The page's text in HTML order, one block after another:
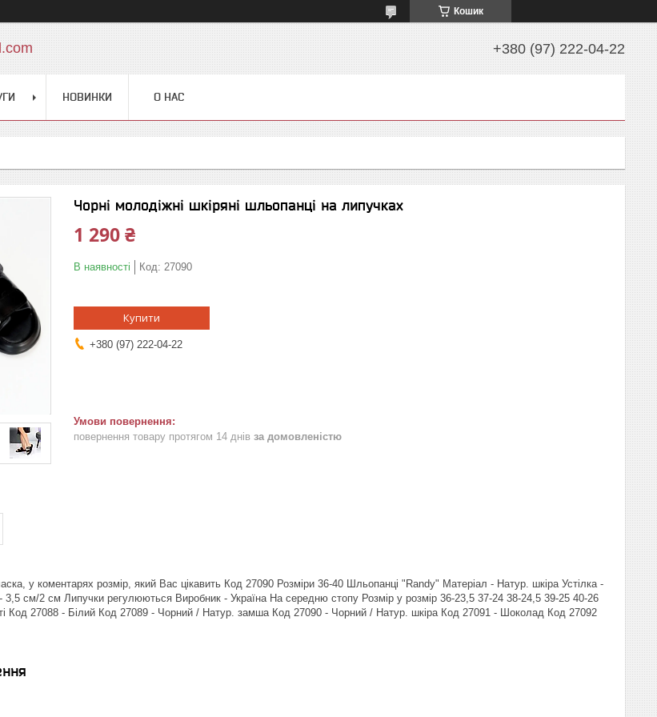
Кошик
+380 (97) 222-04-22
НОВИНКИ О НАС
Чорні молодіжні шкіряні шльопанці на липучках
1 290 ₴
В наявності Код: 27090
Купити
+380 (97) 222-04-22
повернення товару протягом 14 днів за домовленістю
у коментарях розмір, який Вас цікавить Код 27090 Розміри 36-40 Шльопанці "Randy" Матеріал - Натур. шкіра Устілка -
3,5 см/2 см Липучки регулюються Виробник - Україна На середню стопу Розмір у розмір 36-23,5 37-24 38-24,5 39-25 40-26
Код 27088 - Білий Код 27089 - Чорний / Натур. замша Код 27090 - Чорний / Натур. шкіра Код 27091 - Шоколад Код 27092